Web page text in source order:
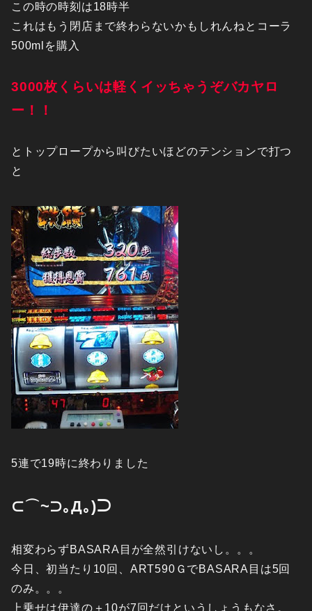
この時の時刻は18時半
これはもう閉店まで終わらないかもしれんねとコーラ
500mlを購入
3000枚くらいは軽くイッちゃうぞバカヤロ
ー！！
とトップロープから叫びたいほどのテンションで打つ
と
5連で19時に終わりました
⊂⌒~⊃｡Д｡)⊃
相変わらずBASARA目が全然引けないし。。。
今日、初当たり10回、ART590ＧでBASARA目は5回
のみ。。。
上乗せは伊達の＋10が7回だけというしょうもなさ。